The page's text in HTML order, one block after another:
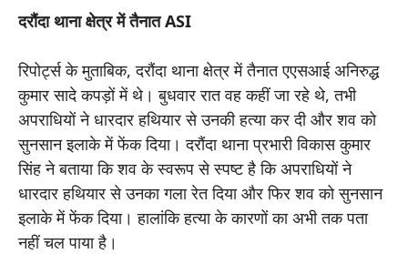
दरौंदा थाना क्षेत्र में तैनात ASI
रिपोर्ट्स के मुताबिक, दरौंदा थाना क्षेत्र में तैनात एएसआई अनिरुद्ध
कुमार सादे कपड़ों में थे। बुधवार रात वह कहीं जा रहे थे, तभी
अपराधियों ने धारदार हथियार से उनकी हत्या कर दी और शव को
सुनसान इलाके में फेंक दिया। दरौंदा थाना प्रभारी विकास कुमार
सिंह ने बताया कि शव के स्वरूप से स्पष्ट है कि अपराधियों ने
धारदार हथियार से उनका गला रेत दिया और फिर शव को सुनसान
इलाके में फेंक दिया। हालांकि हत्या के कारणों का अभी तक पता
नहीं चल पाया है।